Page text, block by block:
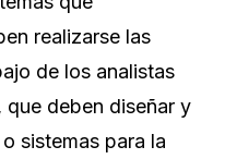
realizarse las
de los analistas
deben diseñar y
sistemas para la